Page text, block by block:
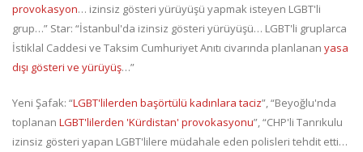
provokasyon… izinsiz gösteri yürüyüşü yapmak isteyen LGBT'li
grup…” Star: “İstanbul'da izinsiz gösteri yürüyüşü… LGBT'li gruplarca
İstiklal Caddesi ve Taksim Cumhuriyet Anıtı civarında planlanan yasa
dışı gösteri ve yürüyüş…”
Yeni Şafak: “LGBT'lilerden başörtülü kadınlara taciz”, “Beyoğlu'nda
toplanan LGBT'lilerden 'Kürdistan' provokasyonu”, “CHP'li Tanrıkulu
izinsiz gösteri yapan LGBT'lilere müdahale eden polisleri tehdit etti…